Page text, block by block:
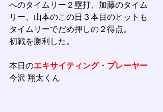
へのタイムリー２塁打、加藤のタイム
リー、山本のこの日３本目のヒットも
タイムリーでだめ押しの２得点。
初戦を勝利した。
本日のエキサイティング・プレーヤー
今沢 翔太くん